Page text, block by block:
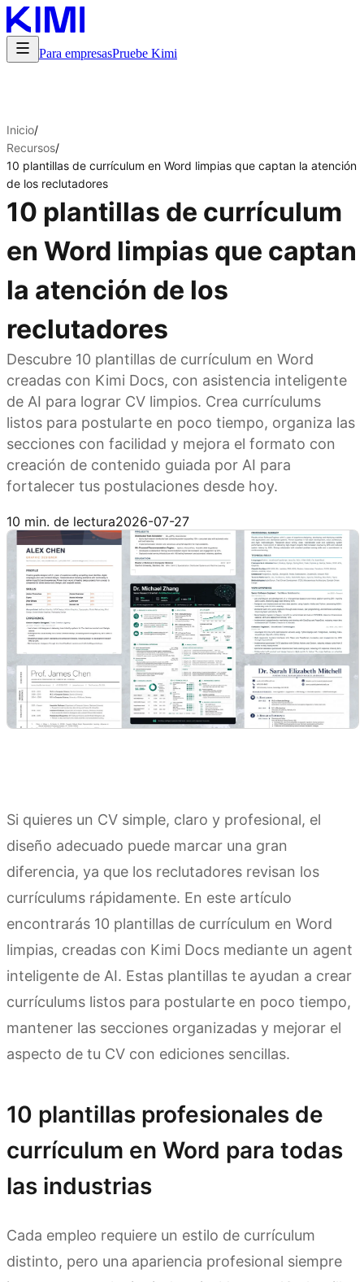
Para empresasPruebe Kimi
Inicio/
Recursos/
10 plantillas de currículum en Word limpias que captan la atención
de los reclutadores
10 plantillas de currículum
en Word limpias que captan
la atención de los
reclutadores
Descubre 10 plantillas de currículum en Word
creadas con Kimi Docs, con asistencia inteligente
de AI para lograr CV limpios. Crea currículums
listos para postularte en poco tiempo, organiza las
secciones con facilidad y mejora el formato con
creación de contenido guiada por AI para
fortalecer tus postulaciones desde hoy.
10 min. de lectura2026-07-27
Si quieres un CV simple, claro y profesional, el
diseño adecuado puede marcar una gran
diferencia, ya que los reclutadores revisan los
currículums rápidamente. En este artículo
encontrarás 10 plantillas de currículum en Word
limpias, creadas con Kimi Docs mediante un agent
inteligente de AI. Estas plantillas te ayudan a crear
currículums listos para postularte en poco tiempo,
mantener las secciones organizadas y mejorar el
aspecto de tu CV con ediciones sencillas.
10 plantillas profesionales de
currículum en Word para todas
las industrias
Cada empleo requiere un estilo de currículum
distinto, pero una apariencia profesional siempre